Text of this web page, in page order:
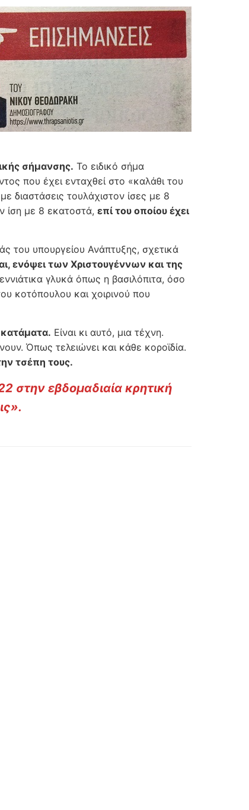
σήμανσης. Το ειδικό σήμα
που έχει ενταχθεί στο «καλάθι του
διαστάσεις τουλάχιστον ίσες με 8
ίση με 8 εκατοστά, επί του οποίου έχει
του υπουργείου Ανάπτυξης, σχετικά
ενόψει των Χριστουγέννων και της
γλυκά όπως η βασιλόπιτα, όσο
κοτόπουλου και χοιρινού που
Είναι κι αυτό, μια τέχνη.
Όπως τελειώνει και κάθε κοροϊδία.
τσέπη τους.
στην εβδομαδιαία κρητική